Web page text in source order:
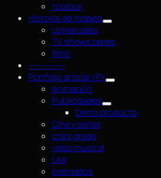
toolbox
Historial de rodajes
comerciales
TV shows series
films
—————–
Portfolio artista VFX
animación
Publicidades
Demo producto
Cine y series
color grade
video musical
Like
premiados